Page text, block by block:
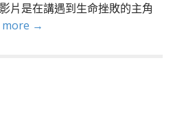
片是在講遇到生命挫敗的主角
more →